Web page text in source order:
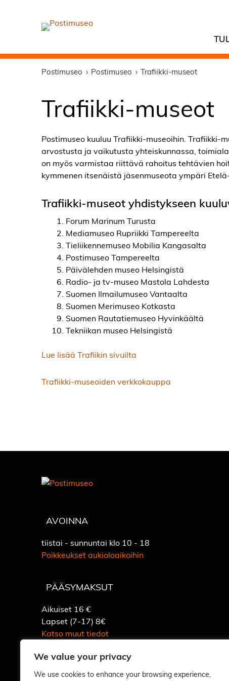
We value your privacy
We use cookies to enhance your browsing experience,
Postimuseo Postimuseo Trafiikki-museot
Trafiikki-museot
Postimuseo kuuluu Trafiikki-museoihin. Trafiikki-
arvostusta ja vaikutusta yhteiskunnassa,
on myös varmistaa riittävä rahoitus tehtävien
kymmenen itsenäistä jäsenmuseota ympäri
Trafiikki-museot yhdistykseen
Forum Marinum Turusta
Mediamuseo Rupriikki Tampereelta
Tieliikennemuseo Mobilia Kangasalta
Postimuseo Tampereelta
Päivälehden museo Helsingistä
Radio- ja tv-museo Mastola Lahdesta
Suomen Ilmailumuseo Vantaalta
Suomen Merimuseo Kotkasta
Suomen Rautatiemuseo Hyvinkäältä
Tekniikan museo Helsingistä
Lue lisää Trafiikin sivuilta
Trafiikki-museoiden verkkokauppa
AVOINNA
tiistai - sunnuntai klo 10 - 18
Poikkeukset aukioloaikoihin
PÄÄSYMAKSUT
Aikuiset 16 €
Lapset (7-17) 8€
Katso muut tiedot
Vastuullisuus